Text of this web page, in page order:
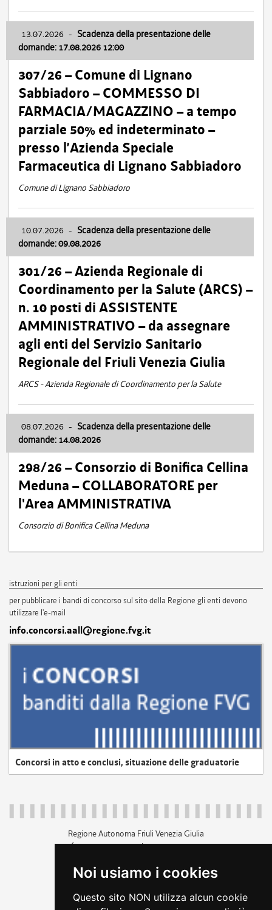
Noi usiamo i cookies
Questo sito NON utilizza alcun cookie
13.07.2026 - Scadenza della presentazione delle
domande: 17.08.2026 12:00
307/26 – Comune di Lignano
Sabbiadoro – COMMESSO DI
FARMACIA/MAGAZZINO – a tempo
parziale 50% ed indeterminato –
presso l’Azienda Speciale
Farmaceutica di Lignano Sabbiadoro
Comune di Lignano Sabbiadoro
10.07.2026 - Scadenza della presentazione delle
domande: 09.08.2026
301/26 – Azienda Regionale di
Coordinamento per la Salute (ARCS) –
n. 10 posti di ASSISTENTE
AMMINISTRATIVO – da assegnare
agli enti del Servizio Sanitario
Regionale del Friuli Venezia Giulia
ARCS - Azienda Regionale di Coordinamento per la Salute
08.07.2026 - Scadenza della presentazione delle
domande: 14.08.2026
298/26 – Consorzio di Bonifica Cellina
Meduna – COLLABORATORE per
l'Area AMMINISTRATIVA
Consorzio di Bonifica Cellina Meduna
istruzioni per gli enti
per pubblicare i bandi di concorso sul sito della Regione gli enti devono
utilizzare l'e-mail
info.concorsi.aall@regione.fvg.it
Concorsi in atto e conclusi, situazione delle graduatorie
Regione Autonoma Friuli Venezia Giulia
c.f. 80014930327; p.iva 00526040324
+39 040 3771111